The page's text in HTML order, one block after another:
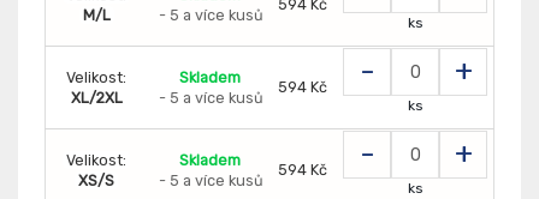
M/L
- 5 a více kusů
594 Kč
ks
Velikost:
XL/2XL
Skladem
- 5 a více kusů
594 Kč - +
ks
Velikost:
XS/S
Skladem
- 5 a více kusů
594 Kč - +
ks